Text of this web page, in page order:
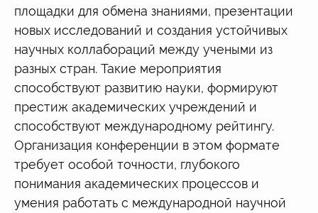
площадки для обмена знаниями, презентации
новых исследований и создания устойчивых
научных коллабораций между учеными из
разных стран. Такие мероприятия
способствуют развитию науки, формируют
престиж академических учреждений и
способствуют международному рейтингу.
Организация конференции в этом формате
требует особой точности, глубокого
понимания академических процессов и
умения работать с международной научной